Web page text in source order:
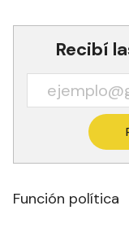
Recibí
Función política